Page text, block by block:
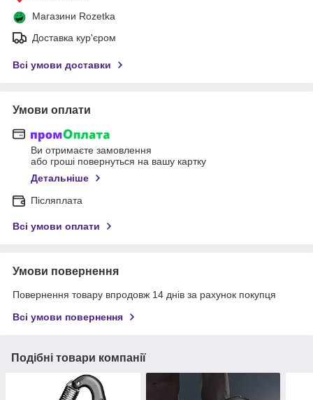
Магазини Rozetka
Доставка кур'єром
Всі умови доставки
Умови оплати
Ви отримаєте замовлення
або гроші повернуться на вашу картку
Детальніше
Післяплата
Всі умови оплати
Умови повернення
Повернення товару впродовж 14 днів за рахунок покупця
Всі умови повернення
Подібні товари компанії